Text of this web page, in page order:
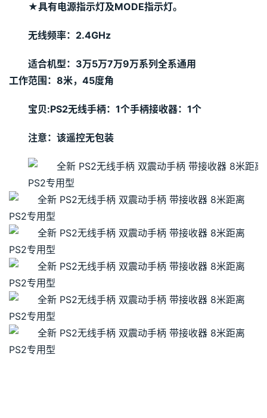
★具有电源指示灯及MODE指示灯。
无线频率：2.4GHz
适合机型：3万5万7万9万系列全系通用
工作范围：8米，45度角
宝贝:PS2无线手柄：1个手柄接收器：1个
注意：该遥控无包装